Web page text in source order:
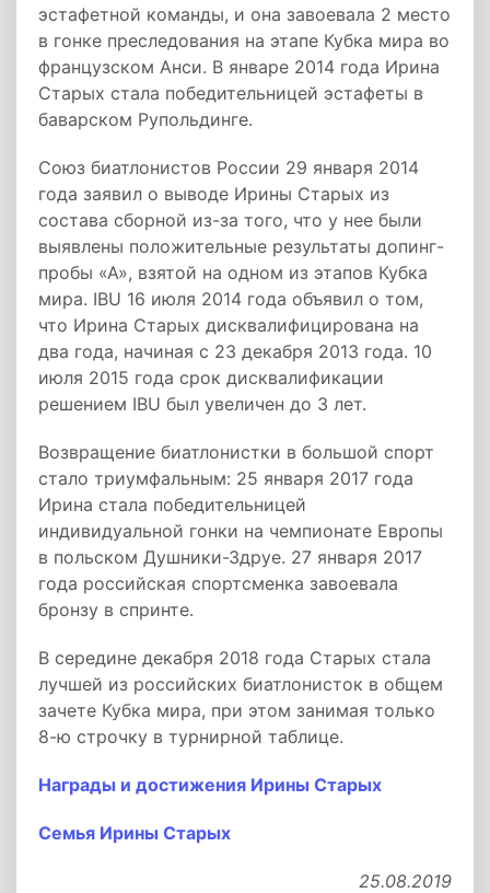
эстафетной команды, и она завоевала 2 место
в гонке преследования на этапе Кубка мира во
французском Анси. В январе 2014 года Ирина
Старых стала победительницей эстафеты в
баварском Рупольдинге.
Союз биатлонистов России 29 января 2014
года заявил о выводе Ирины Старых из
состава сборной из-за того, что у нее были
выявлены положительные результаты допинг-
пробы «А», взятой на одном из этапов Кубка
мира. IBU 16 июля 2014 года объявил о том,
что Ирина Старых дисквалифицирована на
два года, начиная с 23 декабря 2013 года. 10
июля 2015 года срок дисквалификации
решением IBU был увеличен до 3 лет.
Возвращение биатлонистки в большой спорт
стало триумфальным: 25 января 2017 года
Ирина стала победительницей
индивидуальной гонки на чемпионате Европы
в польском Душники-Здруе. 27 января 2017
года российская спортсменка завоевала
бронзу в спринте.
В середине декабря 2018 года Старых стала
лучшей из российских биатлонисток в общем
зачете Кубка мира, при этом занимая только
8-ю строчку в турнирной таблице.
Награды и достижения Ирины Старых
Семья Ирины Старых
25.08.2019